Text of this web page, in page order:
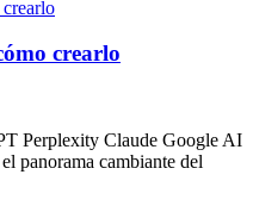
crearlo
Perplexity Claude Google AI
panorama cambiante del